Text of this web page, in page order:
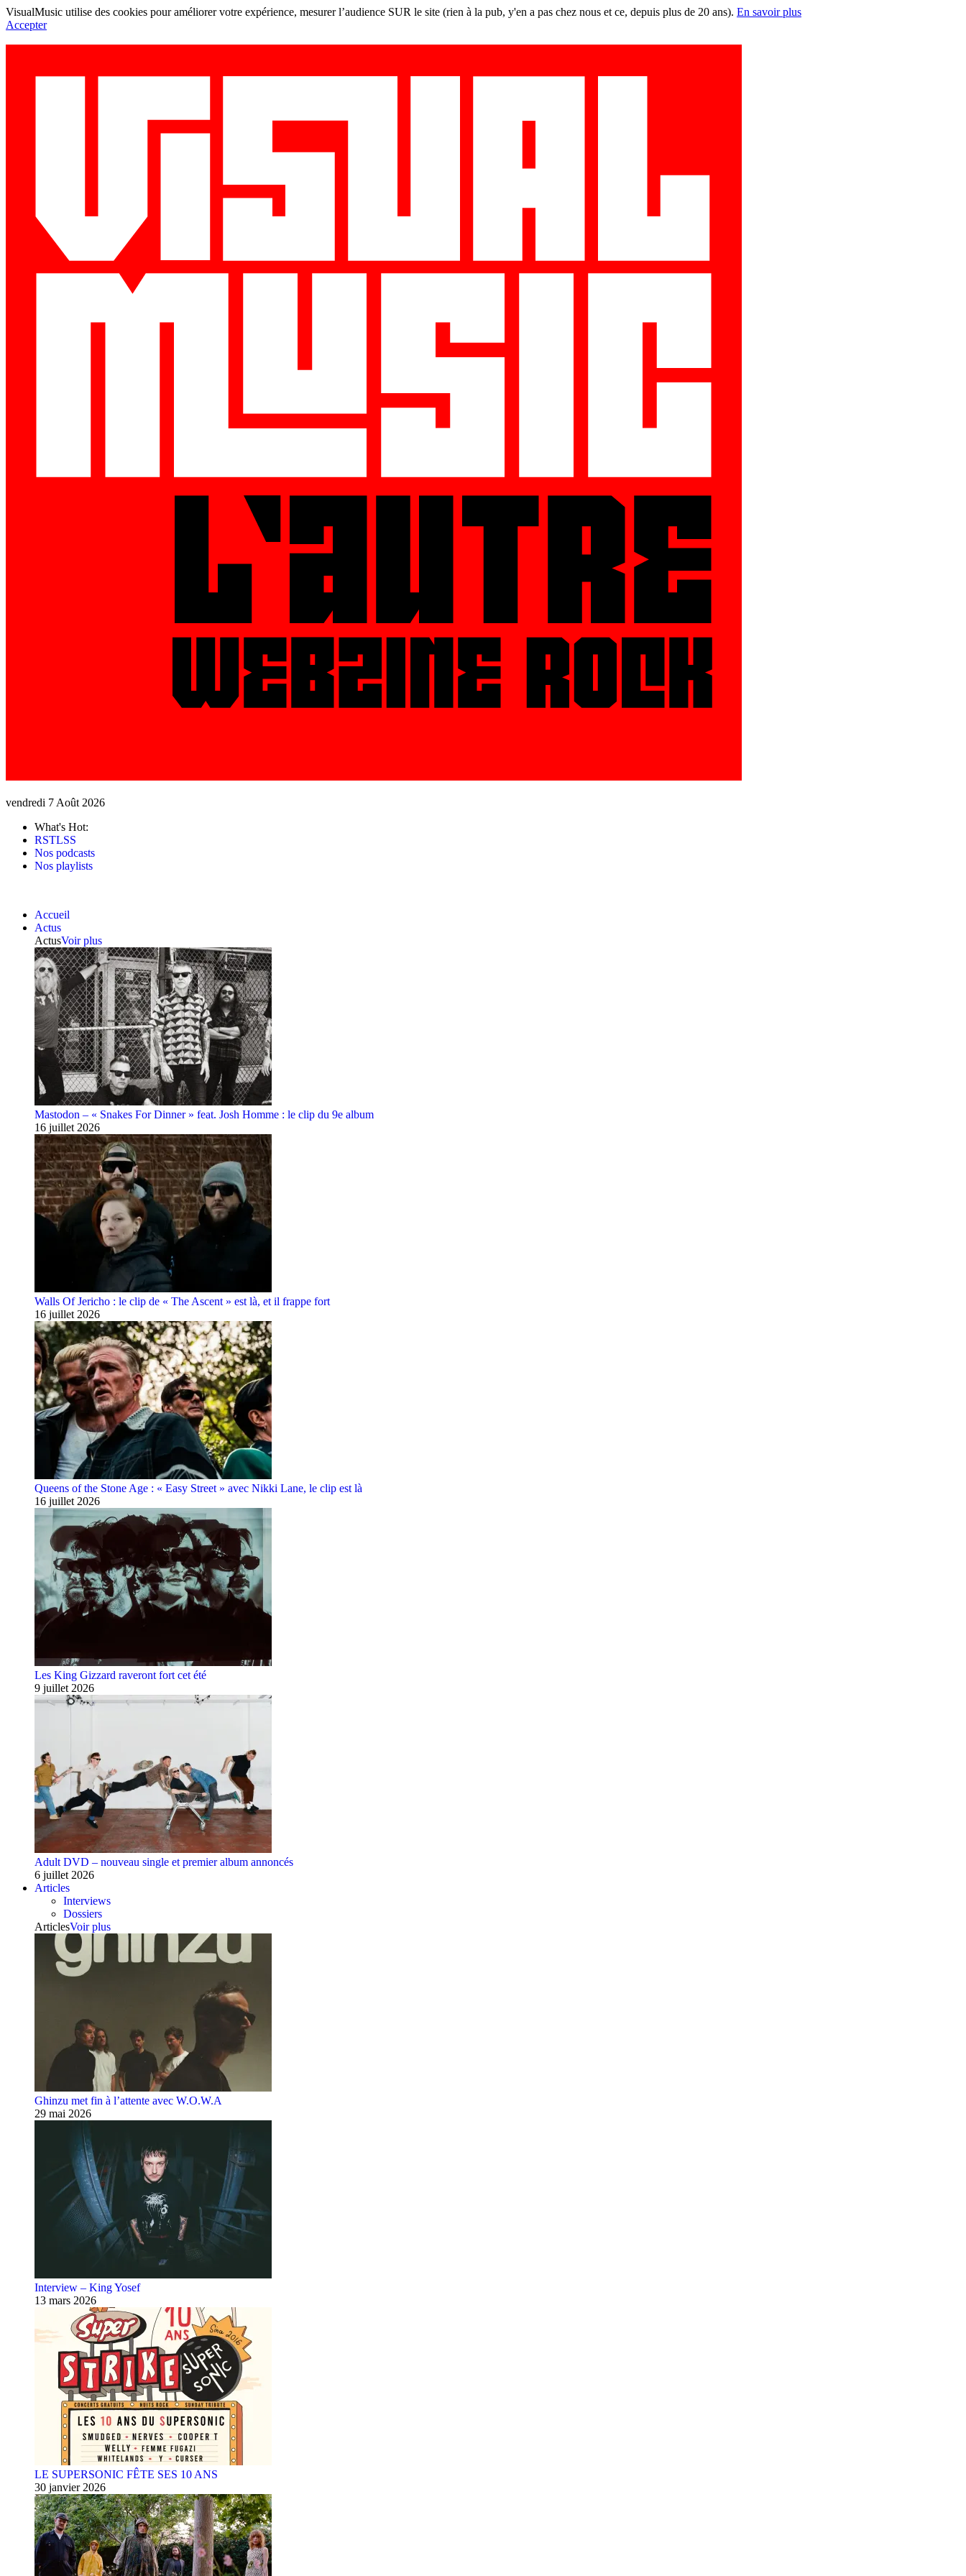
VisualMusic utilise des cookies pour améliorer votre expérience, mesurer l’audience SUR le site (rien à la pub, y'en a pas chez nous et ce, depuis plus de 20 ans). En savoir plus
Accepter
vendredi 7 Août 2026
What's Hot:
RSTLSS
Nos podcasts
Nos playlists
Accueil
Actus
ActusVoir plus
Mastodon – « Snakes For Dinner » feat. Josh Homme : le clip du 9e album
16 juillet 2026
Walls Of Jericho : le clip de « The Ascent » est là, et il frappe fort
16 juillet 2026
Queens of the Stone Age : « Easy Street » avec Nikki Lane, le clip est là
16 juillet 2026
Les King Gizzard raveront fort cet été
9 juillet 2026
Adult DVD – nouveau single et premier album annoncés
6 juillet 2026
Articles
Interviews
Dossiers
ArticlesVoir plus
Ghinzu met fin à l’attente avec W.O.W.A
29 mai 2026
Interview – King Yosef
13 mars 2026
LE SUPERSONIC FÊTE SES 10 ANS
30 janvier 2026